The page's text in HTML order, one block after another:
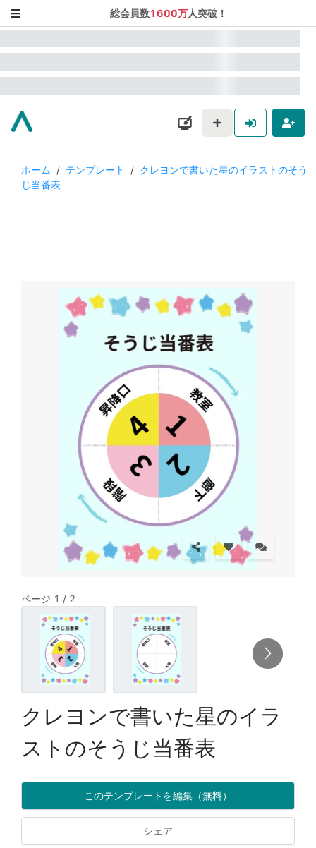
総会員数1600万人突破！
ホーム / テンプレート / クレヨンで書いた星のイラストのそう
じ当番表
ページ 1 / 2
クレヨンで書いた星のイラ
ストのそうじ当番表
このテンプレートを編集（無料）
シェア